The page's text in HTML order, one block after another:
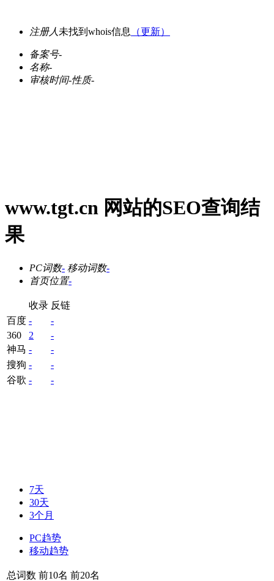
注册人 未找到whois信息 （更新）
备案号-
名称-
审核时间-性质-
www.tgt.cn 网站的SEO查询结
果
PC词数- 移动词数-
首页位置-
收录 反链
百度 -
-
360
2
-
神马 -
-
搜狗 -
-
谷歌 - -
7天
30天
3个月
PC趋势
移动趋势
总词数 前10名 前20名